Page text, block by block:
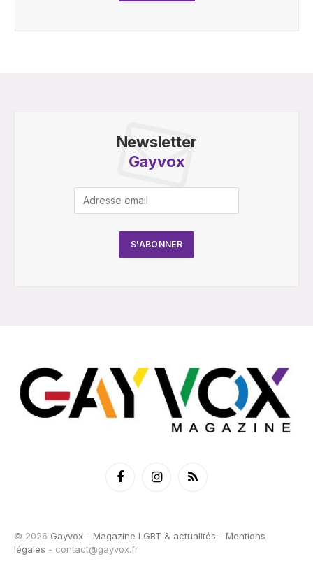
Newsletter
Gayvox
FacebookInstagramRSS
© 2026 Gayvox - Magazine LGBT & actualités - Mentions
légales - contact@gayvox.fr